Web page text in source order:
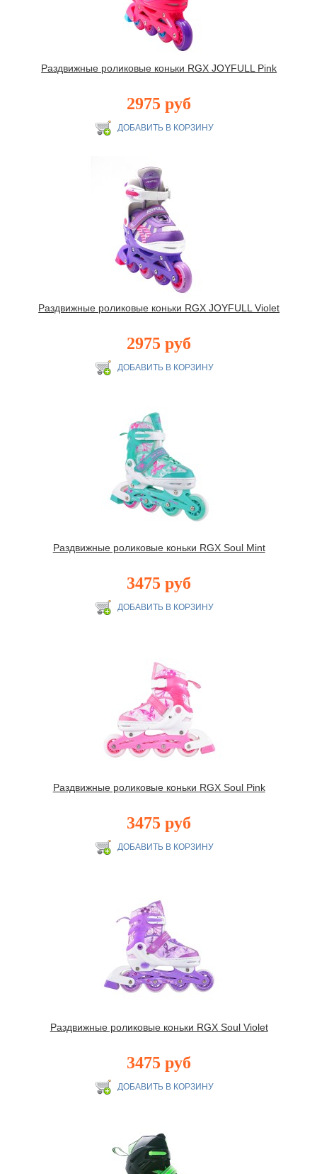
Раздвижные роликовые коньки RGX JOYFULL Pink
2975 руб
Раздвижные роликовые коньки RGX JOYFULL Violet
2975 руб
Раздвижные роликовые коньки RGX Soul Mint
3475 руб
Раздвижные роликовые коньки RGX Soul Pink
3475 руб
Раздвижные роликовые коньки RGX Soul Violet
3475 руб